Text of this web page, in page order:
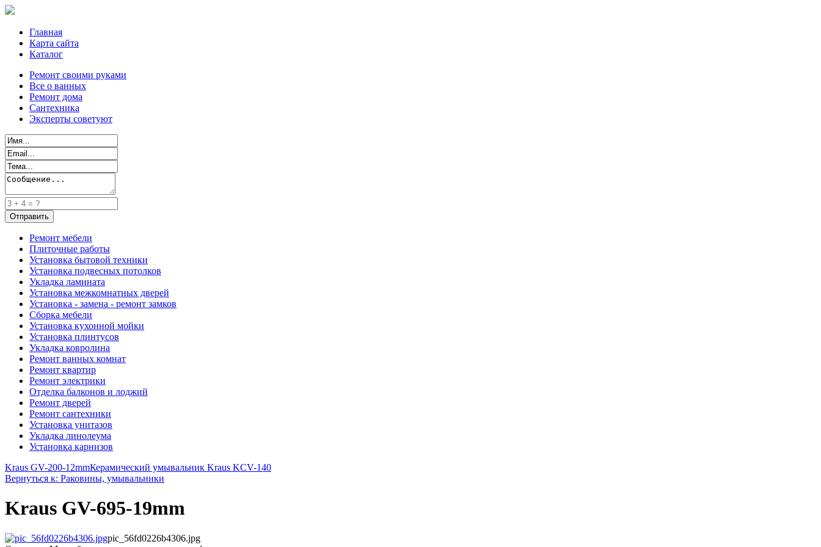
Главная
Карта сайта
Каталог
Ремонт своими руками
Все о ванных
Ремонт дома
Сантехника
Эксперты советуют
Ремонт мебели
Плиточные работы
Установка бытовой техники
Установка подвесных потолков
Укладка ламината
Установка межкомнатных дверей
Установка - замена - ремонт замков
Сборка мебели
Установка кухонной мойки
Установка плинтусов
Укладка ковролина
Ремонт ванных комнат
Ремонт квартир
Ремонт электрики
Отделка балконов и лоджий
Ремонт дверей
Ремонт сантехники
Установка унитазов
Укладка линолеума
Установка карнизов
Kraus GV-200-12mmКерамический умывальник Kraus KCV-140
Вернуться к: Раковины, умывальники
Kraus GV-695-19mm
pic_56fd0226b4306.jpg